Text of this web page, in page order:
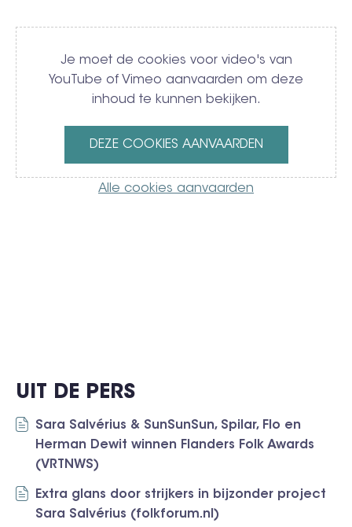
Video
Je moet de cookies voor video's van
YouTube of Vimeo aanvaarden om deze
inhoud te kunnen bekijken.
DEZE COOKIES AANVAARDEN
Alle cookies aanvaarden
UIT DE PERS
Sara Salvérius & SunSunSun, Spilar, Flo en
Herman Dewit winnen Flanders Folk Awards
(VRTNWS)
Extra glans door strijkers in bijzonder project
Sara Salvérius (folkforum.nl)